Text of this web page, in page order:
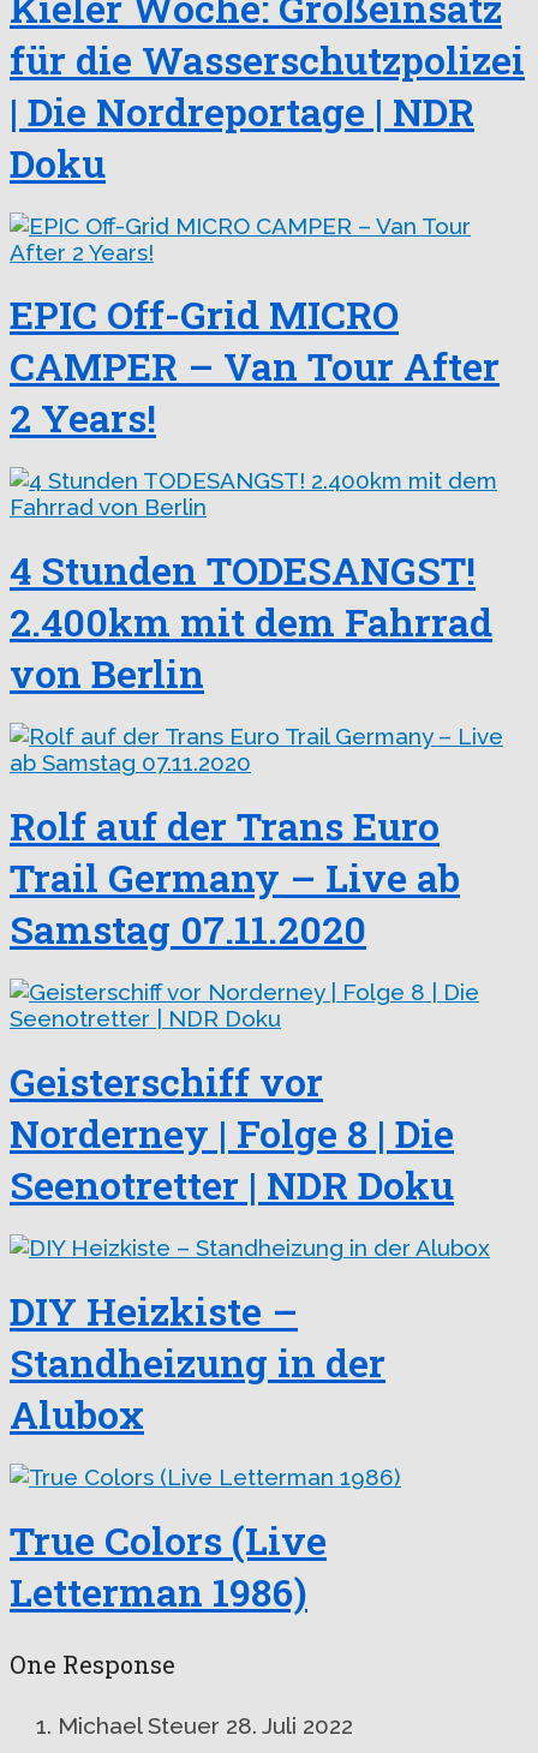
für die Wasserschutzpolizei
| Die Nordreportage | NDR
Doku
EPIC Off-Grid MICRO
CAMPER – Van Tour After
2 Years!
4 Stunden TODESANGST!
2.400km mit dem Fahrrad
von Berlin
Rolf auf der Trans Euro
Trail Germany – Live ab
Samstag 07.11.2020
Geisterschiff vor
Norderney | Folge 8 | Die
Seenotretter | NDR Doku
DIY Heizkiste –
Standheizung in der
Alubox
True Colors (Live
Letterman 1986)
One Response
Michael Steuer 28. Juli 2022